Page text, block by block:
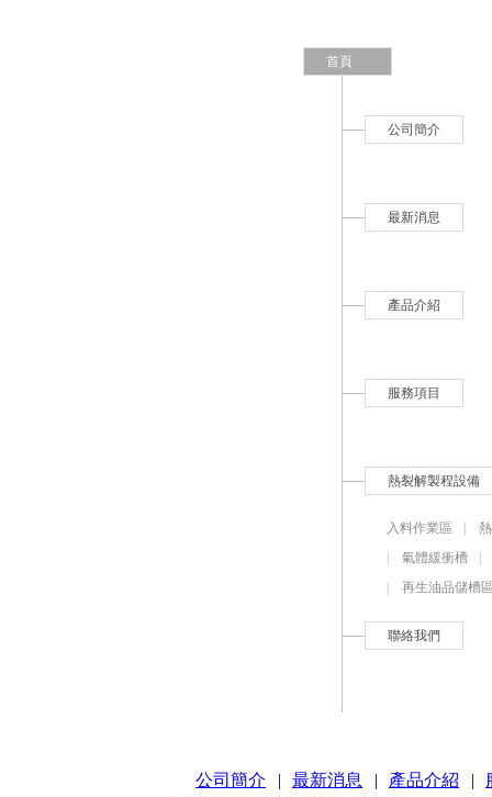
首頁
公司簡介
最新消息
產品介紹
服務項目
熱裂解製程設備
入料作業區
氣體緩衝槽
再生油品儲槽
聯絡我們
公司簡介 | 最新消息 | 產品介紹 |